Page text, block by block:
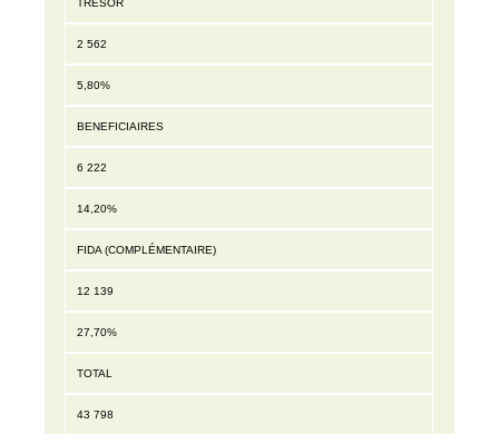
TRESOR
2 562
5,80%
BENEFICIAIRES
6 222
14,20%
FIDA (COMPLÉMENTAIRE)
12 139
27,70%
TOTAL
43 798